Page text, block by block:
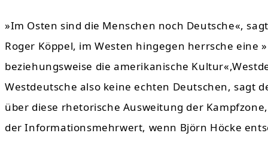
»Im Osten sind die Menschen noch Deutsche«,
Roger Köppel, im Westen hingegen herrsche
beziehungsweise die amerikanische
Westdeutsche also keine echten Deutschen, sagt
über diese rhetorische Ausweitung der
der Informationsmehrwert, wenn Björn Höcke